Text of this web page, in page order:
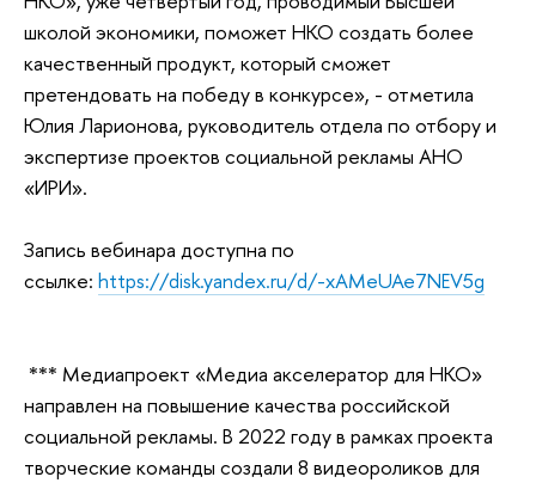
школой экономики, поможет НКО создать более
качественный продукт, который сможет
претендовать на победу в конкурсе», - отметила
Юлия Ларионова, руководитель отдела по отбору и
экспертизе проектов социальной рекламы АНО
«ИРИ».
Запись вебинара доступна по
ссылке: https://disk.yandex.ru/d/-xAMeUAe7NEV5g
*** Медиапроект «Медиа акселератор для НКО»
направлен на повышение качества российской
социальной рекламы. В 2022 году в рамках проекта
творческие команды создали 8 видеороликов для